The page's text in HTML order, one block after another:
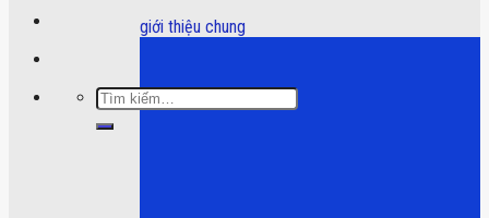
Tìm
kiếm:
giới thiệu chung